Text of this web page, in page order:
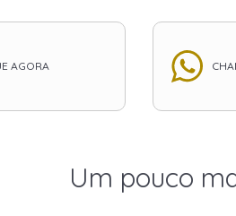
AGORA
Um pouco